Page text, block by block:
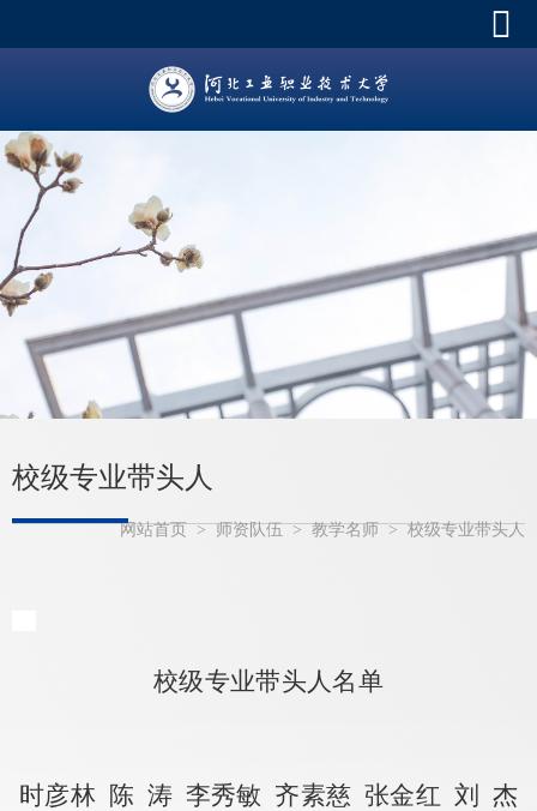
校级专业带头人
网站首页>师资队伍>教学名师>校级专业带头人
校级专业带头人名单
时彦林 陈 涛 李秀敏 齐素慈 张金红 刘 杰